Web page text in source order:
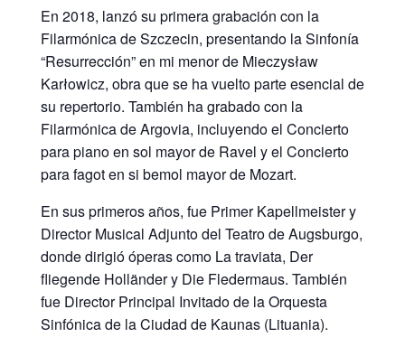
En 2018, lanzó su primera grabación con la
Filarmónica de Szczecin, presentando la Sinfonía
“Resurrección” en mi menor de Mieczysław
Karłowicz, obra que se ha vuelto parte esencial de
su repertorio. También ha grabado con la
Filarmónica de Argovia, incluyendo el Concierto
para piano en sol mayor de Ravel y el Concierto
para fagot en si bemol mayor de Mozart.
En sus primeros años, fue Primer Kapellmeister y
Director Musical Adjunto del Teatro de Augsburgo,
donde dirigió óperas como La traviata, Der
ﬂiegende Holländer y Die Fledermaus. También
fue Director Principal Invitado de la Orquesta
Sinfónica de la Ciudad de Kaunas (Lituania).